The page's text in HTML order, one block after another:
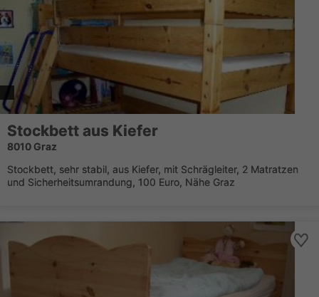
Stockbett aus Kiefer
8010 Graz
Stockbett, sehr stabil, aus Kiefer, mit Schrägleiter, 2 Matratzen
und Sicherheitsumrandung, 100 Euro, Nähe Graz